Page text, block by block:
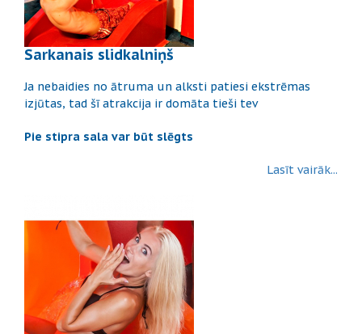
Sarkanais slidkalniņš
Ja nebaidies no ātruma un alksti patiesi ekstrēmas
izjūtas, tad šī atrakcija ir domāta tieši tev
Pie stipra sala var būt slēgts
Lasīt vairāk...